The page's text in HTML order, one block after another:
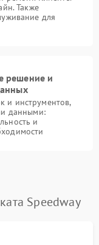
Также
для
решение и
и инструментов,
данными:
и
Speedway